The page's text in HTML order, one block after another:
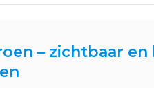
– zichtbaar en